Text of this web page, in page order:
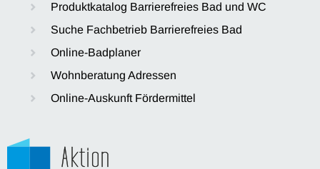
Produktkatalog Barrierefreies Bad und WC
Suche Fachbetrieb Barrierefreies Bad
Online-Badplaner
Wohnberatung Adressen
Online-Auskunft Fördermittel